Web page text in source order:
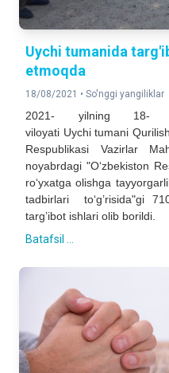
Uychi tumanida
etmoqda
18/08/2021 • So'nggi yangiliklar
2021- yilning 18-
viloyati Uychi tumani
Respublikasi Vazirlar
noyabrdagi "O‘zbekiston
ro‘yxatga olishga
tadbirlari to‘g’risida"gi
targ’ibot ishlari olib borildi.
Batafsil ...